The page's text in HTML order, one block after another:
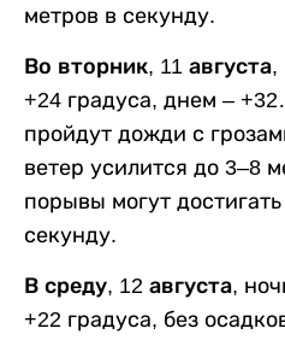
метров в секунду.
Во вторник, 11 августа,
+24 градуса, днем –
пройдут дожди с
ветер усилится до 3–8
порывы могут
секунду.
В среду, 12 августа,
+22 градуса, без